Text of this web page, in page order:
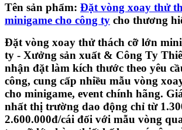
Tên sản phẩm: Đặt vòng xoay thử
minigame cho công ty cho thương
Đặt vòng xoay thử thách cỡ lớn
ty - Xưởng sản xuất & Công Ty
nhận đặt làm kích thước theo yêu
công, cung cấp nhiều mẫu vòng
cho minigame, event chính hãng.
nhất thị trường dao động chỉ từ
2.600.000đ/cái đối với mẫu vòng